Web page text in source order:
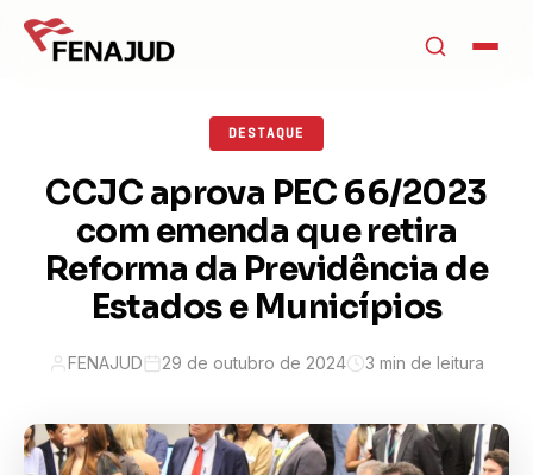
DESTAQUE
CCJC aprova PEC 66/2023
com emenda que retira
Reforma da Previdência de
Estados e Municípios
FENAJUD 29 de outubro de 2024 3 min de leitura